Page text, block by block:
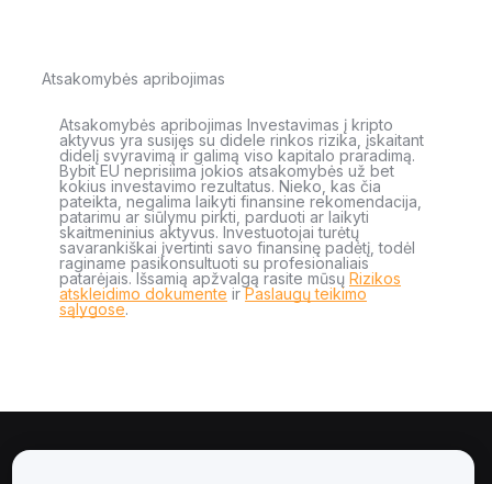
Atsakomybės apribojimas
Atsakomybės apribojimas Investavimas į kripto
aktyvus yra susijęs su didele rinkos rizika, įskaitant
didelį svyravimą ir galimą viso kapitalo praradimą.
Bybit EU neprisiima jokios atsakomybės už bet
kokius investavimo rezultatus. Nieko, kas čia
pateikta, negalima laikyti finansine rekomendacija,
patarimu ar siūlymu pirkti, parduoti ar laikyti
skaitmeninius aktyvus. Investuotojai turėtų
savarankiškai įvertinti savo finansinę padėtį, todėl
raginame pasikonsultuoti su profesionaliais
patarėjais. Išsamią apžvalgą rasite mūsų Rizikos
atskleidimo dokumente irPaslaugų teikimo
sąlygose.